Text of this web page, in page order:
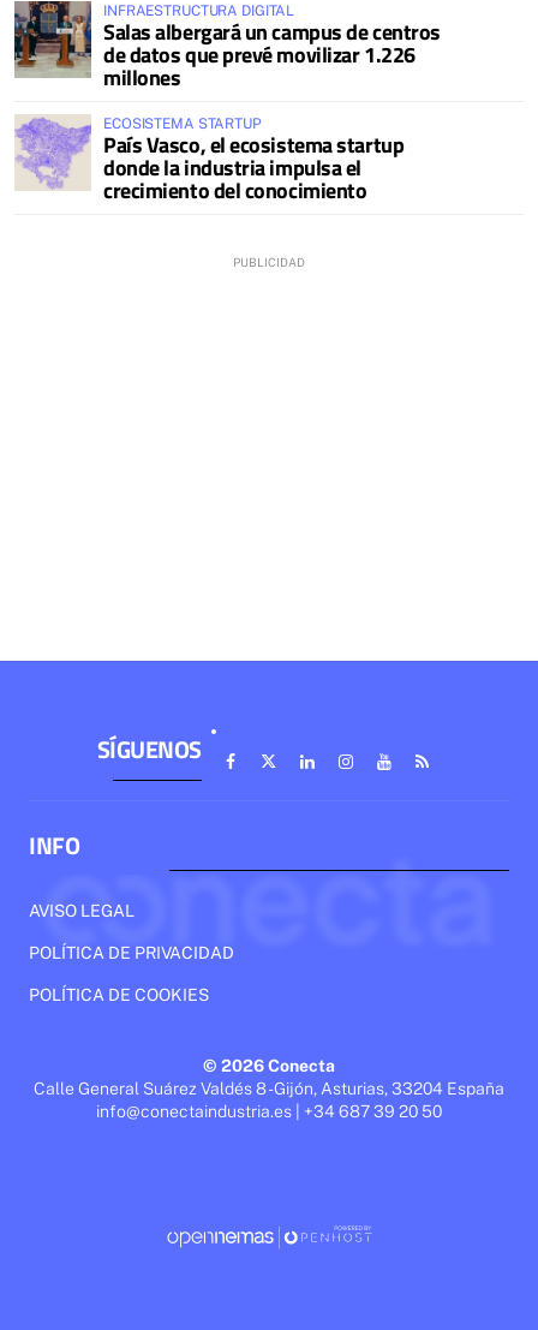
INFRAESTRUCTURA DIGITAL
Salas albergará un campus de centros
de datos que prevé movilizar 1.226
millones
ECOSISTEMA STARTUP
País Vasco, el ecosistema startup
donde la industria impulsa el
crecimiento del conocimiento
SÍGUENOS
INFO
AVISO LEGAL
POLÍTICA DE PRIVACIDAD
POLÍTICA DE COOKIES
© 2026 Conecta
Calle General Suárez Valdés 8 - Gijón, Asturias, 33204 España
info@conectaindustria.es | +34 687 39 20 50